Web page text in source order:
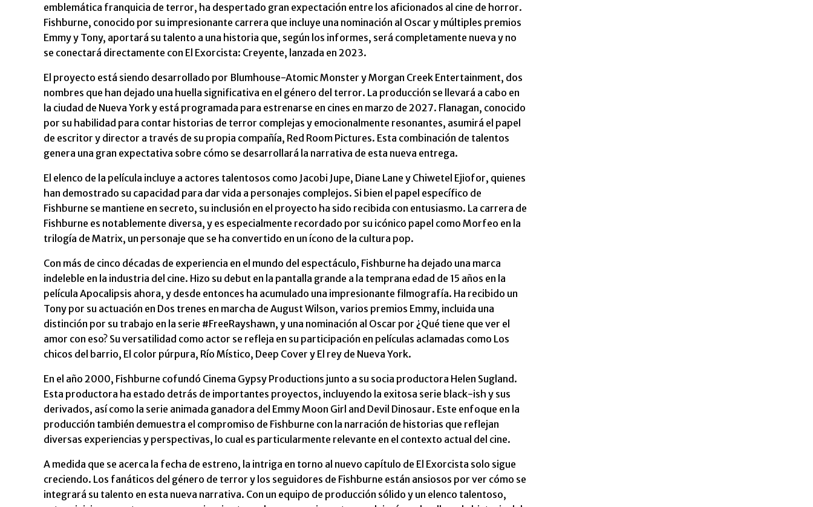
emblemática franquicia de terror, ha despertado gran expectación entre los aficionados al cine de horror.
Fishburne, conocido por su impresionante carrera que incluye una nominación al Oscar y múltiples premios
Emmy y Tony, aportará su talento a una historia que, según los informes, será completamente nueva y no
se conectará directamente con El Exorcista: Creyente, lanzada en 2023.
El proyecto está siendo desarrollado por Blumhouse-Atomic Monster y Morgan Creek Entertainment, dos
nombres que han dejado una huella significativa en el género del terror. La producción se llevará a cabo en
la ciudad de Nueva York y está programada para estrenarse en cines en marzo de 2027. Flanagan, conocido
por su habilidad para contar historias de terror complejas y emocionalmente resonantes, asumirá el papel
de escritor y director a través de su propia compañía, Red Room Pictures. Esta combinación de talentos
genera una gran expectativa sobre cómo se desarrollará la narrativa de esta nueva entrega.
El elenco de la película incluye a actores talentosos como Jacobi Jupe, Diane Lane y Chiwetel Ejiofor, quienes
han demostrado su capacidad para dar vida a personajes complejos. Si bien el papel específico de
Fishburne se mantiene en secreto, su inclusión en el proyecto ha sido recibida con entusiasmo. La carrera de
Fishburne es notablemente diversa, y es especialmente recordado por su icónico papel como Morfeo en la
trilogía de Matrix, un personaje que se ha convertido en un ícono de la cultura pop.
Con más de cinco décadas de experiencia en el mundo del espectáculo, Fishburne ha dejado una marca
indeleble en la industria del cine. Hizo su debut en la pantalla grande a la temprana edad de 15 años en la
película Apocalipsis ahora, y desde entonces ha acumulado una impresionante filmografía. Ha recibido un
Tony por su actuación en Dos trenes en marcha de August Wilson, varios premios Emmy, incluida una
distinción por su trabajo en la serie #FreeRayshawn, y una nominación al Oscar por ¿Qué tiene que ver el
amor con eso? Su versatilidad como actor se refleja en su participación en películas aclamadas como Los
chicos del barrio, El color púrpura, Río Místico, Deep Cover y El rey de Nueva York.
En el año 2000, Fishburne cofundó Cinema Gypsy Productions junto a su socia productora Helen Sugland.
Esta productora ha estado detrás de importantes proyectos, incluyendo la exitosa serie black-ish y sus
derivados, así como la serie animada ganadora del Emmy Moon Girl and Devil Dinosaur. Este enfoque en la
producción también demuestra el compromiso de Fishburne con la narración de historias que reflejan
diversas experiencias y perspectivas, lo cual es particularmente relevante en el contexto actual del cine.
A medida que se acerca la fecha de estreno, la intriga en torno al nuevo capítulo de El Exorcista solo sigue
creciendo. Los fanáticos del género de terror y los seguidores de Fishburne están ansiosos por ver cómo se
integrará su talento en esta nueva narrativa. Con un equipo de producción sólido y un elenco talentoso,